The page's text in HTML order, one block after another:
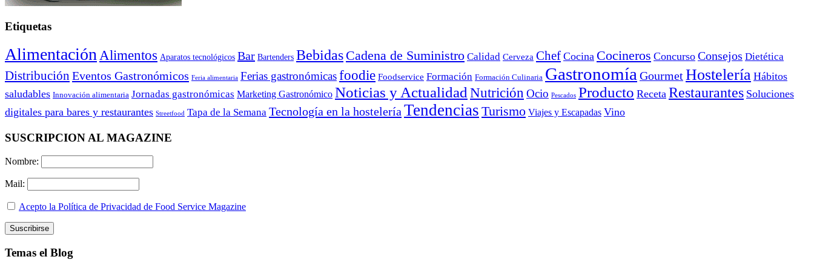
Etiquetas
Alimentación Alimentos Aparatos tecnológicos Bar Bartenders Bebidas Cadena de Suministro Calidad Cerveza Chef Cocina Cocineros Concurso Consejos Dietética
Distribución Eventos Gastronómicos Feria alimentaria Ferias gastronómicasfoodie Foodservice Formación Formación Culinaria Gastronomía GourmetHostelería Hábitos
saludables Innovación alimentaria Jornadas gastronómicas Marketing Gastronómico Noticias y Actualidad Nutrición Ocio Pescados Producto Receta Restaurantes Soluciones
digitales para bares y restaurantes Streetfood Tapa de la Semana Tecnología en la hostelería Tendencias Turismo Viajes y Escapadas Vino
SUSCRIPCION AL MAGAZINE
Nombre:
Mail:
Acepto la Política de Privacidad de Food Service Magazine
Temas el Blog